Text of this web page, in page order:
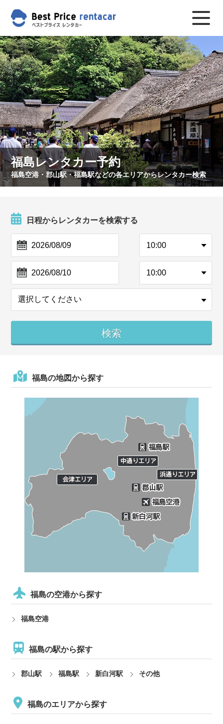
福島レンタカー予約
福島空港・郡山駅・福島駅などの各エリアからレンタカー検索
日程からレンタカーを検索する
福島の地図から探す
福島の空港から探す
福島空港
福島の駅から探す
郡山駅 福島駅 新白河駅 その他
福島のエリアから探す